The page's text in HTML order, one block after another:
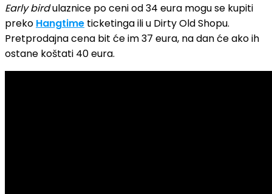
Early birdulaznice po ceni od 34 eura mogu se kupiti
preko Hangtime ticketinga ili u Dirty Old Shopu.
Pretprodajna cena bit će im 37 eura, na dan će ako ih
ostane koštati 40 eura.